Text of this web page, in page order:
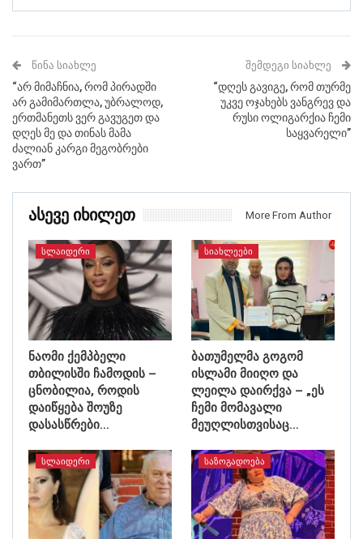
ᲬᲘᲜᲐ ᲡᲘᲐᲮᲚᲔ
“არ მიმაჩნია, რომ პირადში
არ გამიმართლა, უბრალოდ,
ერთმანეთს ვერ გავუგეთ და
დღეს მე და თინას მამა
ძალიან კარგი მეგობრები
ვართ”
ᲨᲔᲛᲓᲔᲒᲘ ᲡᲘᲐᲮᲚᲔ
“დღეს გავიგე, რომ თურმე
უკვე ოჯახებს ვანგრევ და
რუსი ოლიგარქია ჩემი
საყვარელი”
Ასევე Იხილეთ More From Author
ᲡᲚᲐᲘᲓᲔᲠᲘ
ნაომი ქემპბელი
თბილისში ჩამოდის –
ცნობილია, როდის
დაიწყება შოუზე
დასასწრები…
ᲡᲘᲐᲮᲚᲔᲔᲑᲘ
ბათუმელმა გოგომ
ისლამი მიიღო და
ლეილა დაირქვა – „ეს
ჩემი მომავალი
მეუღლისთვისაც…
ᲡᲚᲐᲘᲓᲔᲠᲘ ᲡᲐᲖᲝᲒᲐᲓᲝᲔᲑᲐ